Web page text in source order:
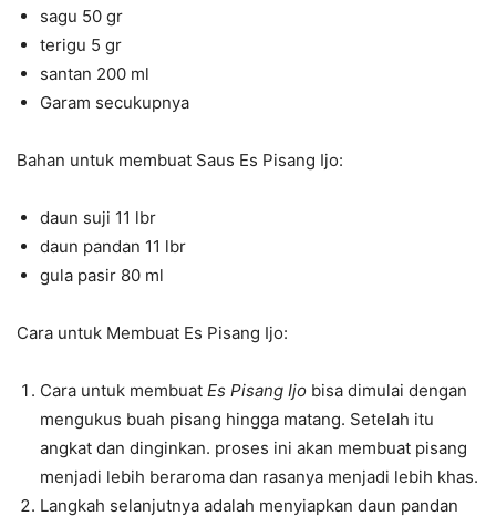
sagu 50 gr
terigu 5 gr
santan 200 ml
Garam secukupnya
Bahan untuk membuat Saus Es Pisang Ijo:
daun suji 11 lbr
daun pandan 11 lbr
gula pasir 80 ml
Cara untuk Membuat Es Pisang Ijo:
Cara untuk membuat Es Pisang Ijo bisa dimulai dengan
mengukus buah pisang hingga matang. Setelah itu
angkat dan dinginkan. proses ini akan membuat pisang
menjadi lebih beraroma dan rasanya menjadi lebih khas.
Langkah selanjutnya adalah menyiapkan daun pandan